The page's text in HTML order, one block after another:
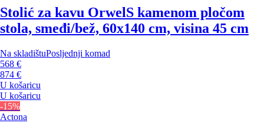
Stolić za kavu OrwelS kamenom pločom
stola, smeđi/bež, 60x140 cm, visina 45 cm
Na skladištuPosljednji komad
568 €
874 €
U košaricu
U košaricu
-15%
Actona